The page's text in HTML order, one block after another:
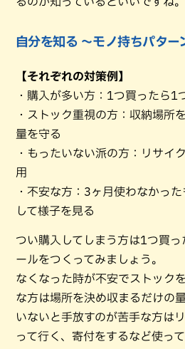
自分を知る ～モノ持ちパター
【それぞれの対策例】
・購入が多い方：1つ買ったら1
・ストック重視の方：収納場所
量を守る
・もったいない派の方：リサイ
用
・不安な方：3ヶ月使わなかっ
して様子を見る
つい購入してしまう方は1つ買
ールをつくってみましょう。
なくなった時が不安でストック
な方は場所を決め収まるだけの
いないと手放すのが苦手な方は
って行く、寄付をするなど使っ